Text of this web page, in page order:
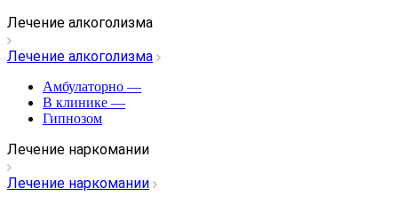
Лечение алкоголизма
Лечение алкоголизма
Амбулаторно —
В клинике —
Гипнозом
Лечение наркомании
Лечение наркомании